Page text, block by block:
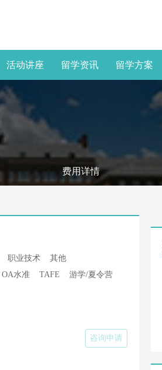
活动讲座 留学资讯 留学方案
费用详情
职业技术
其他
OA水准 TAFE 游学/夏令营
咨询申请
志于前端咨询服务，
熟悉英联邦及欧亚地